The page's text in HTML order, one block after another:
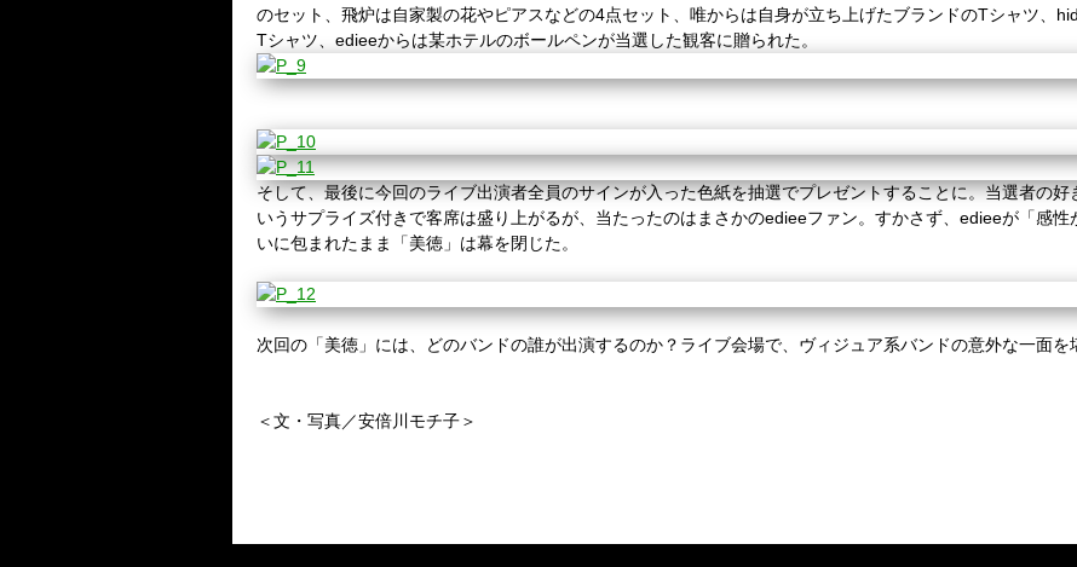
のセット、飛炉は自家製の花やピアスなどの4点セット、唯からは自身が立ち上げたブランドのTシャツ、
Tシャツ、edieeからは某ホテルのボールペンが当選した観客に贈られた。
そして、最後に今回のライブ出演者全員のサインが入った色紙を抽選でプレゼントすることに。当選者の
いうサプライズ付きで客席は盛り上がるが、当たったのはまさかのedieeファン。すかさず、edieeが「感
いに包まれたまま「美徳」は幕を閉じた。
次回の「美徳」には、どのバンドの誰が出演するのか？ライブ会場で、ヴィジュア系バンドの意外な一面を
＜文・写真／安倍川モチ子＞